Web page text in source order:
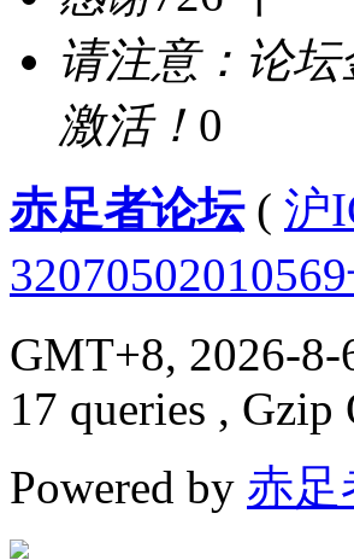
请注意：论
激活！ 0
赤足者论坛( 沪
GMT+8, 2026-8-
17 queries , Gzip
Powered by 赤足